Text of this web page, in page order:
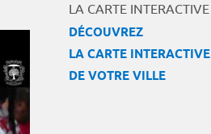
LA CARTE INTERACTIVE
DÉCOUVREZ
LA CARTE INTERACTIVE
DE VOTRE VILLE